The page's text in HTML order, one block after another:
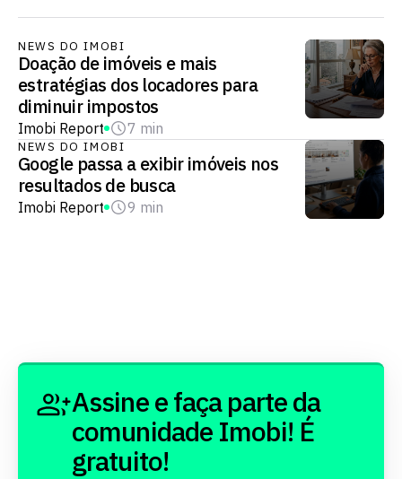
NEWS DO IMOBI
Doação de imóveis e mais
estratégias dos locadores para
diminuir impostos
Imobi Report 7 min
NEWS DO IMOBI
Google passa a exibir imóveis nos
resultados de busca
Imobi Report 9 min
Assine e faça parte da
comunidade Imobi! É
gratuito!